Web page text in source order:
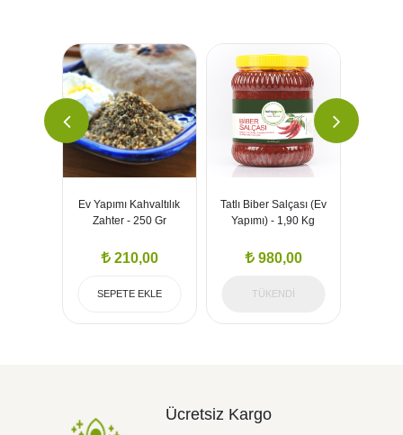
SEPETE EKLE
Ev Yapımı Kahvaltılık
Zahter - 250 Gr
210,00
TÜKENDİ
Tatlı Biber Salçası (Ev
Yapımı) - 1,90 Kg
980,00
Ücretsiz Kargo